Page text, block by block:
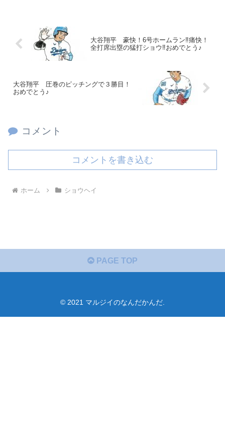
大谷翔平 豪快！6号ホームラン‼痛快！
全打席出塁の猛打ショウ‼おめでとう♪
大谷翔平 圧巻のピッチングで３勝目！
おめでとう♪
コメント
コメントを書き込む
ホーム ショウヘイ
PAGE TOP
© 2021 マルジイのなんだかんだ.